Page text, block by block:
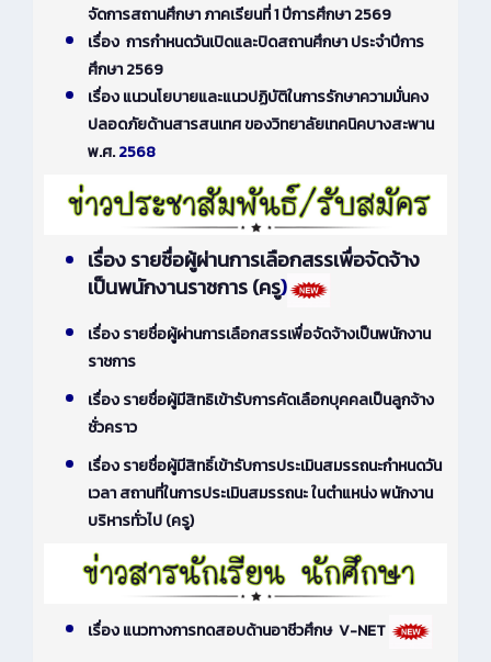
จัดการสถานศึกษา ภาคเรียนที่ 1 ปีการศึกษา 2569
เรื่อง การกำหนดวันเปิดและปิดสถานศึกษา ประจำปีการ
ศึกษา 2569
เรื่อง แนวนโยบายและแนวปฏิบัติในการรักษาความมั่นคง
ปลอดภัยด้านสารสนเทศ ของวิทยาลัยเทคนิคบางสะพาน
พ.ศ.2568
เรื่อง รายชื่อผู้ผ่านการเลือกสรรเพื่อจัดจ้าง
เป็นพนักงานราชการ (ครู)
เรื่อง รายชื่อผู้ผ่านการเลือกสรรเพื่อจัดจ้างเป็นพนักงาน
ราชการ
เรื่อง รายชื่อผู้มีสิทธิเข้ารับการคัดเลือกบุคคลเป็นลูกจ้าง
ชั่วคราว
เรื่อง รายชื่อผู้มีสิทธิ์เข้ารับการประเมินสมรรถนะกำหนดวัน
เวลา สถานที่ในการประเมินสมรรถนะ ในตำแหน่ง พนักงาน
บริหารทั่วไป (ครู)
เรื่อง แนวทางการทดสอบด้านอาชีวศึกษ V-NET